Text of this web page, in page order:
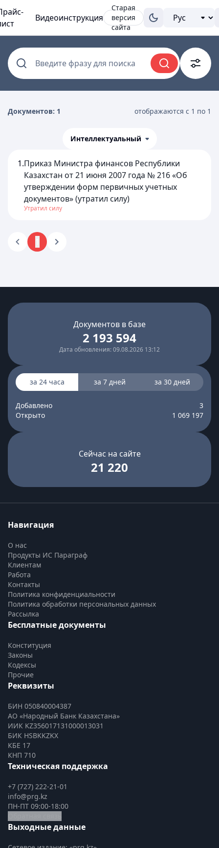
Видеоинструкция
Старая
версия
сайта
Введите фразу для поиска
Документов: 1 отображаются с 1 по 1
Интеллектуальный
1.Приказ Министра финансов Республики
Казахстан от 21 июня 2007 года № 216 «Об
утверждении форм первичных учетных
документов» (утратил силу)
Утратил силу
Документов в базе
2 193 594
Дата обновления: 09.08.2026 13:12
за 24 часа за 7 дней за 30 дней
Добавлено
3
Открыто
1 069 197
Сейчас на сайте
21 220
Навигация
О нас
Продукты ИС Параграф
Клиентам
Работа
Контакты
Политика конфиденциальности
Политика обработки персональных данных
Рассылка
Бесплатные документы
Конституция
Законы
Кодексы
Прочие
Реквизиты
БИН 050840004387
АО «Народный Банк Казахстана»
ИИК KZ356017131000013031
БИК HSBKKZKX
КБЕ 17
КНП 710
Техническая поддержка
+7 (727) 222-21-01
info@prg.kz
ПН-ПТ 09:00-18:00
Выходные данные